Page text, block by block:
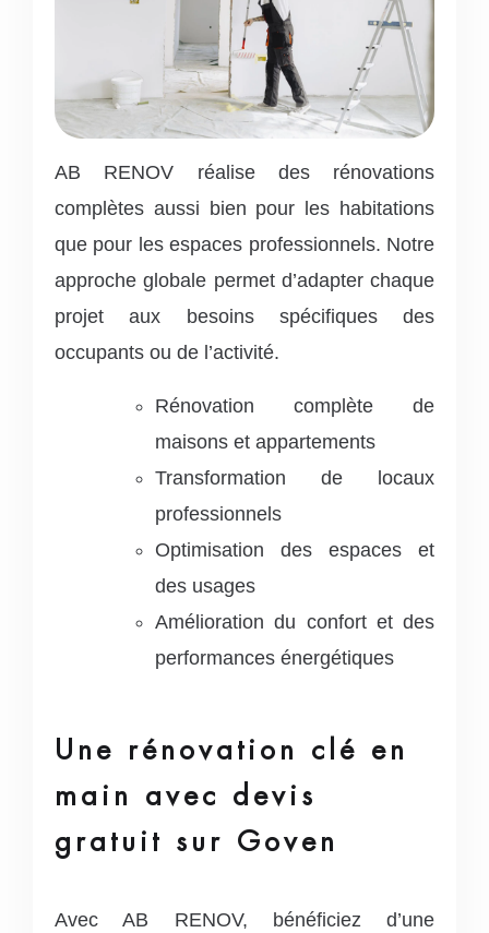
AB RENOV réalise des rénovations
complètes aussi bien pour les habitations
que pour les espaces professionnels. Notre
approche globale permet d’adapter chaque
projet aux besoins spécifiques des
occupants ou de l’activité.
Rénovation complète de
maisons et appartements
Transformation de locaux
professionnels
Optimisation des espaces et
des usages
Amélioration du confort et des
performances énergétiques
Une rénovation clé en
main avec devis
gratuit sur Goven
Avec AB RENOV, bénéficiez d’une